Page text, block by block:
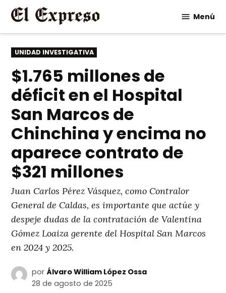
Saltar
contenido
Menú
PUBLICADO
EN
UNIDAD INVESTIGATIVA
$1.765 millones de
déficit en el Hospital
San Marcos de
Chinchina y encima no
aparece contrato de
$321 millones
Juan Carlos Pérez Vásquez, como Contralor
General de Caldas, es importante que actúe y
despeje dudas de la contratación de Valentina
Gómez Loaiza gerente del Hospital San Marcos
en 2024 y 2025.
por Álvaro William López Ossa
28 de agosto de 2025